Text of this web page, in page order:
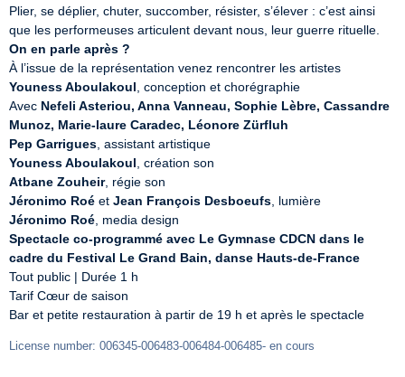
Plier, se déplier, chuter, succomber, résister, s’élever : c’est ainsi
On en parle après ?
Youness Aboulakoul , conception et chorégraphie
Avec Nefeli Asteriou, Anna Vanneau, Sophie Lèbre, Cassandre
Munoz, Marie-laure Caradec, Léonore Zürfluh
Pep Garrigues
Youness Aboulakoul
Atbane Zouheir
Jéronimo Roé et Jean François Desboeufs
Jéronimo Roé
Spectacle co-programmé avec Le Gymnase CDCN dans le
cadre du Festival Le Grand Bain, danse Hauts-de-France
Tout public | Durée 1 h
Tarif Cœur de saison
Bar et petite restauration à partir de 19 h et après le spectacle
License number: 006345-006483-006484-006485- en cours